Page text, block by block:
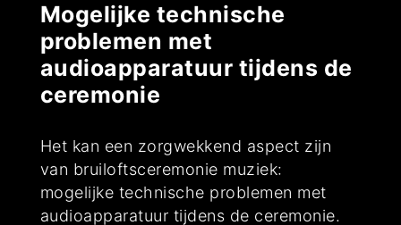
Mogelijke technische
problemen met
audioapparatuur tijdens de
ceremonie
Het kan een zorgwekkend aspect zijn
van bruiloftsceremonie muziek:
mogelijke technische problemen met
audioapparatuur tijdens de ceremonie.